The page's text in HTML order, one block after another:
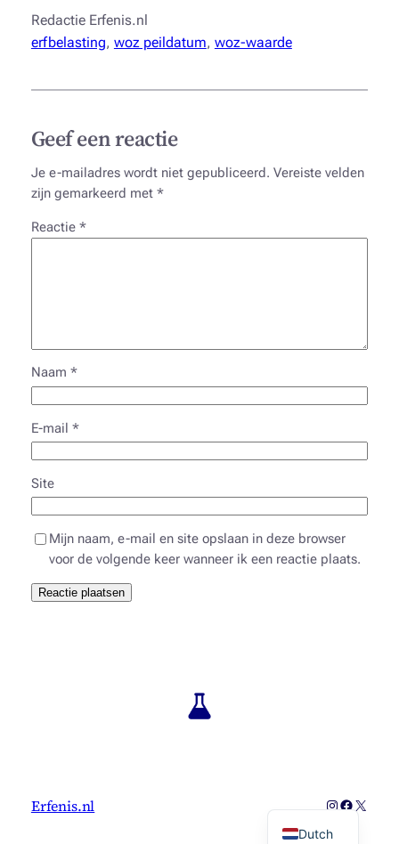
Redactie Erfenis.nl
erfbelasting, woz peildatum, woz-waarde
Geef een reactie
Je e-mailadres wordt niet gepubliceerd. Vereiste velden
zijn gemarkeerd met *
Reactie *
Naam *
E-mail *
Site
Mijn naam, e-mail en site opslaan in deze browser
voor de volgende keer wanneer ik een reactie plaats.
Erfenis.nl Instagram
X
Dutch